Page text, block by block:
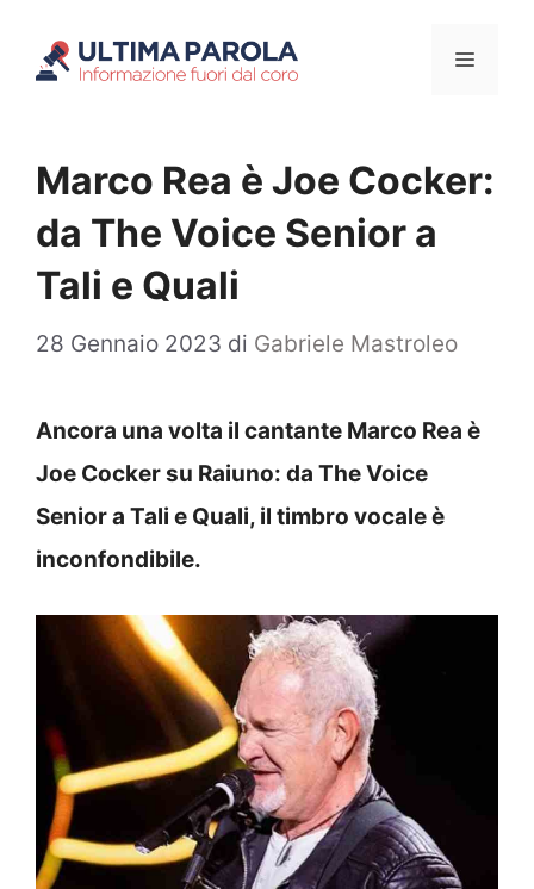
Menu
Marco Rea è Joe Cocker:
da The Voice Senior a
Tali e Quali
28 Gennaio 2023 di Gabriele Mastroleo
Ancora una volta il cantante Marco Rea è
Joe Cocker su Raiuno: da The Voice
Senior a Tali e Quali, il timbro vocale è
inconfondibile.